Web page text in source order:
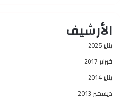
الأرشيف
يناير 2025
فبراير 2017
يناير 2014
ديسمبر 2013